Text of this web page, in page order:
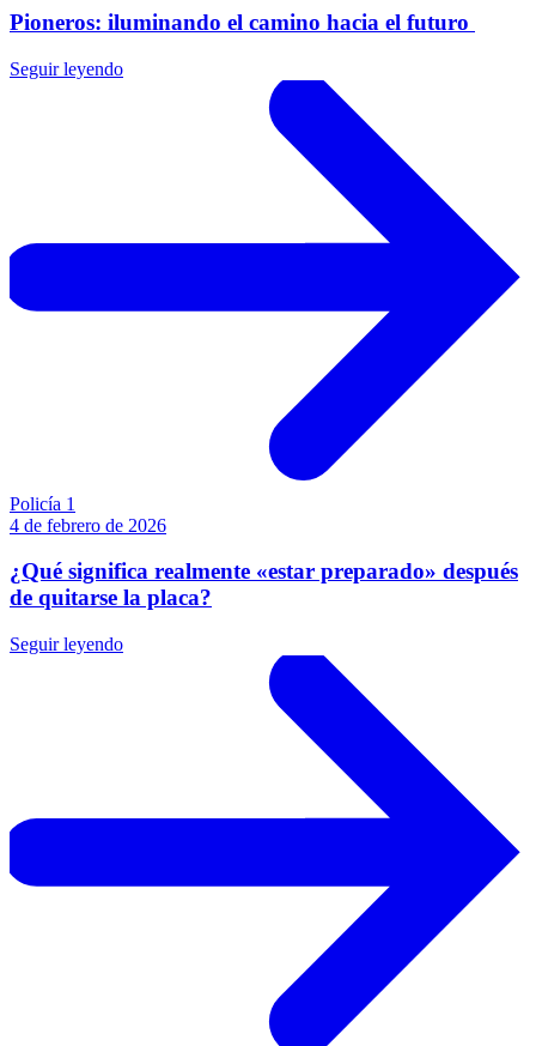
Pioneros: iluminando el camino hacia el futuro
Seguir leyendo
Policía 1
4 de febrero de 2026
¿Qué significa realmente «estar preparado» después
de quitarse la placa?
Seguir leyendo